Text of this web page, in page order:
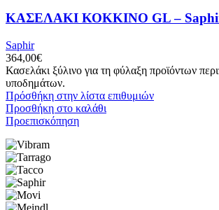
ΚΑΣΕΛΑΚΙ ΚΟΚΚΙΝΟ GL – Saphir
Saphir
364,00€
Κασελάκι ξύλινο για τη φύλαξη προϊόντων
υποδημάτων.
Πρόσθήκη στην λίστα επιθυμιών
Προσθήκη στο καλάθι
Προεπισκόπηση